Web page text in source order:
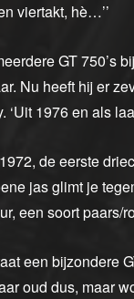
viertakt, hè…’’
GT 750’s
Nu heeft hij er
1976 en als
de eerste
jas glimt je
een soort paars/
een bijzondere
oud dus, maar